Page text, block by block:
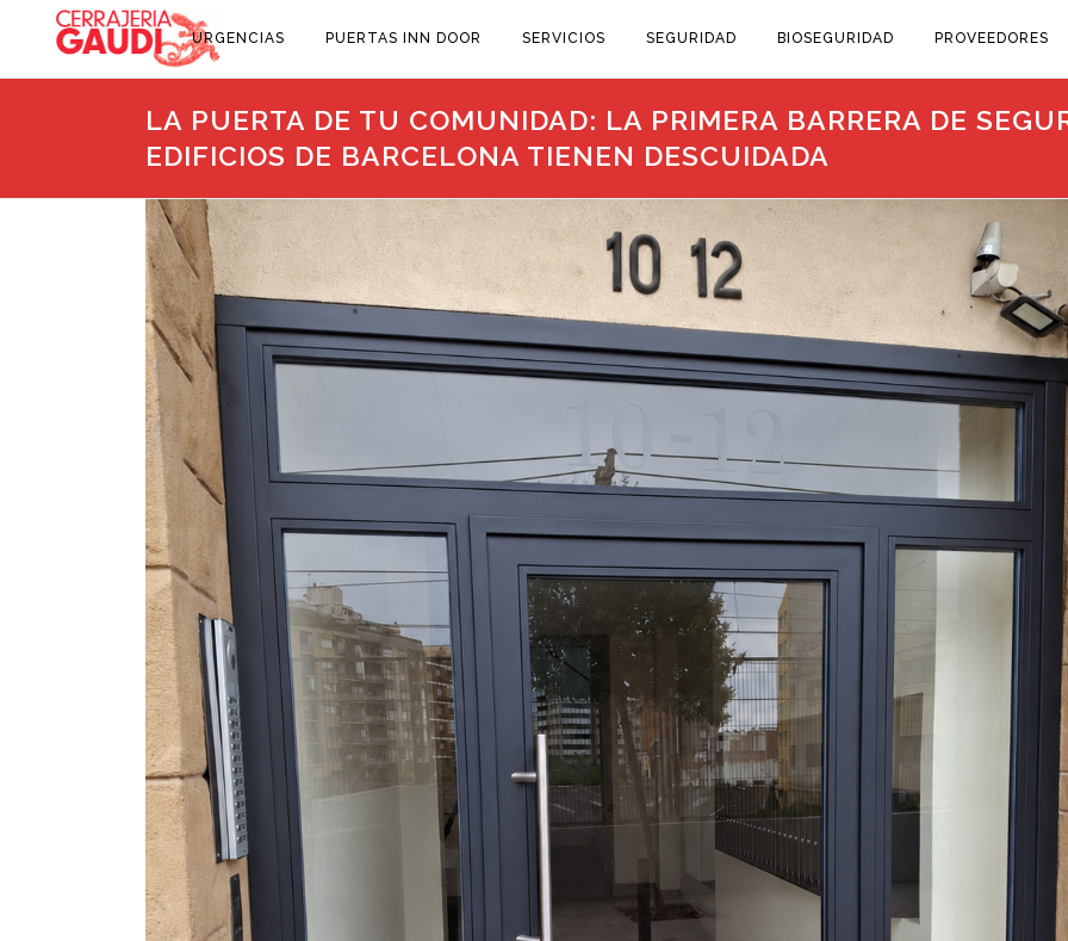
URGENCIAS PUERTAS INN DOOR SERVICIOS SEGURIDAD BIOSEGURIDAD PROVEEDORES
LA PUERTA DE TU COMUNIDAD: LA PRIMERA BARRERA DE
EDIFICIOS DE BARCELONA TIENEN DESCUIDADA